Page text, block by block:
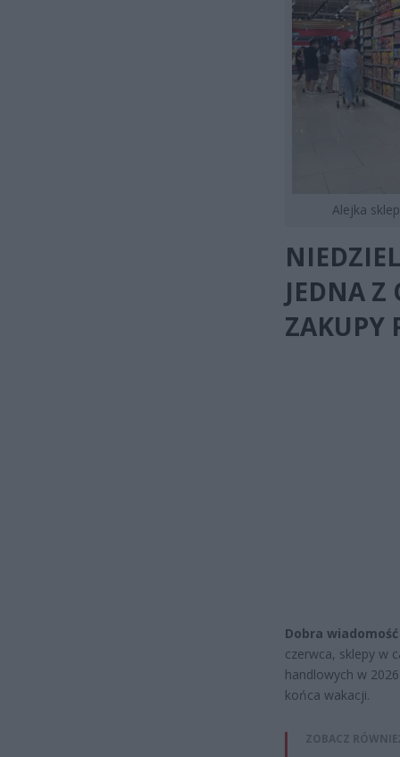
Alejka
JEDNA Z
ZAKUPY
Dobra
czerwca, sklepy w
handlowych w
końca wakacji.
ZOBACZ